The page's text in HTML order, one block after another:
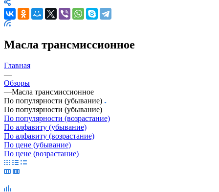
Масла трансмиссионное
Главная
—
Обзоры
—Масла трансмиссионное
По популярности (убывание)
По популярности (убывание)
По популярности (возрастание)
По алфавиту (убывание)
По алфавиту (возрастание)
По цене (убывание)
По цене (возрастание)